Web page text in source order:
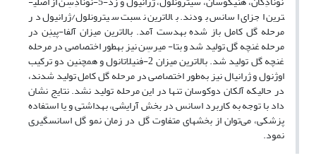
ترین اجزای اسانس بودند. بالاترین نسبت سیترونلول/ژرانیول در
مرحله گل کامل باز شده به­دست آمد. بالاترین میزان آلفا-پینِن در
مرحله غنچه گل تولید شد و بتا- میرسِن نیز به­طور اختصاصی در مرحله
غنچه گل تولید شد. بالاترین میزان 2-فنیل­اتانول و همچنین دو ترکیب
اوژنول و ژرانیال نیز به‌طور اختصاصی در مرحله گل کامل تولید شدند،
در حالی­که آلکان دوکوسان تنها در این مرحله تولید نشد. نتایج نشان
داد با توجه به کاربرد اسانس در بخش آرایشی، بهداشتی و یا استفاده
پزشکی، می‌توان از بخش­های متفاوت گل در زمان نمو گل اسانس­گیری
نمود.